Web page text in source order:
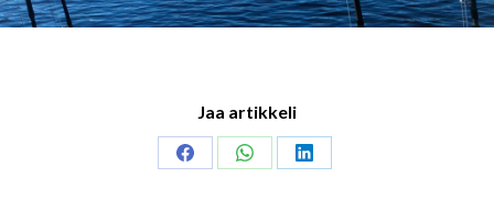
Jaa artikkeli
Share
Share
Share